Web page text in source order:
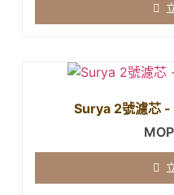
Surya 2號濾芯 -
MOP